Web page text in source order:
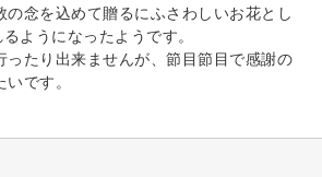
の念を込めて贈るにふさわしいお花とし
ようになったようです。
ったり出来ませんが、節目節目で感謝の
です。